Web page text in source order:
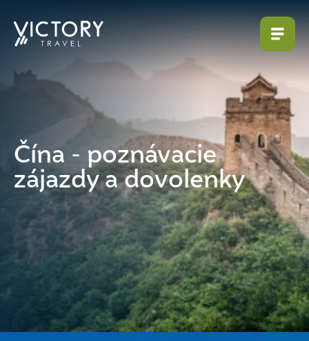
Čína - poznávacie
zájazdy a dovolenky